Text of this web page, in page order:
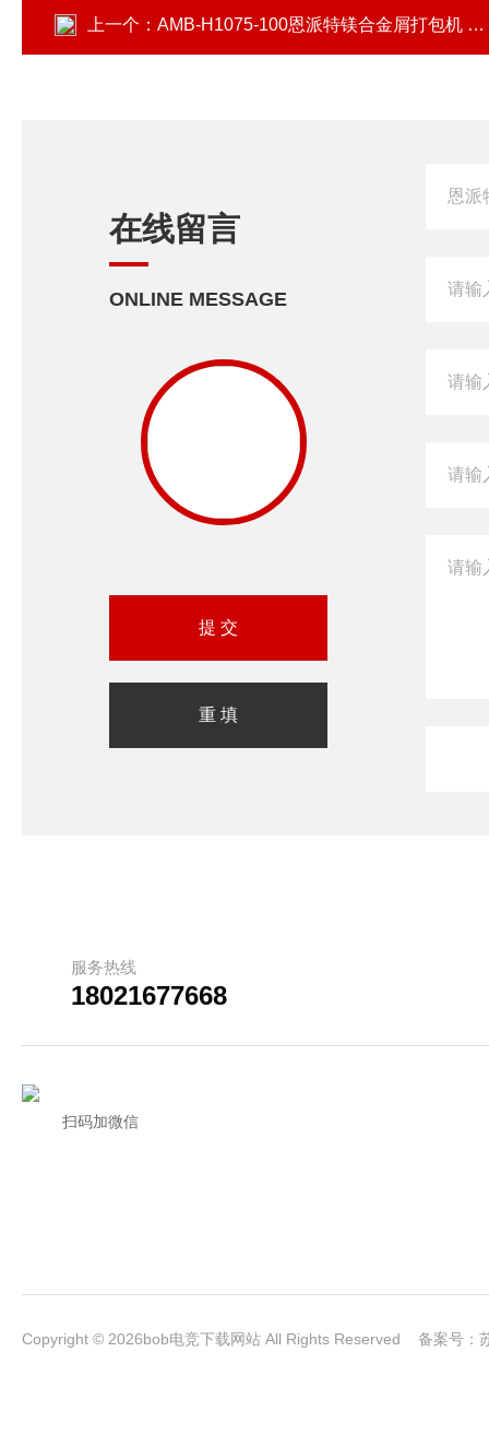
上一个： AMB-H1075-100恩派特镁合金屑打包机 钢边角料压块机
在线留言
ONLINE MESSAGE
服务热线
18021677668
扫码加微信
Copyright © 2026bob电竞下载网站 All Rights Reserved 备案号：